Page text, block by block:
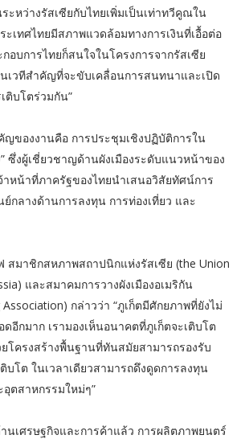
ะหว่างรัสเซียกับไทยเพิ่มเป็นเท่าทวีคูณใน
เทศไทยมีสภาพแวดล้อมทางการเงินที่เอื้อต่อ
อบการไทยก็สนใจในโครงการจากรัสเซีย
นเวทีสำคัญที่จะขับเคลื่อนการสนทนาและเปิด
ติบโตร่วมกัน”
ญของงานคือ การประชุมเชิงปฏิบัติการใน
ซึ่งผู้เชี่ยวชาญด้านผังเมืองระดับแนวหน้าของ
าหน้าที่ภาครัฐของไทยนำเสนอวิสัยทัศน์การ
กลางด้านการลงทุน การท่องเที่ยว และ
สมาชิกสหภาพสถาปนิกแห่งรัสเซีย (the Union
และสมาคมการวางผังเมืองอเมริกัน
กล่าวว่า “ภูเก็ตมีศักยภาพที่ยังไม่
อีกมาก เรามองเห็นอนาคตที่ภูเก็ตจะเติบโต
โครงสร้างพื้นฐานที่ทันสมัยสามารถรองรับ
บโต ในเวลาเดียวสามารถดึงดูดการลงทุน
ตสาหกรรมใหม่ๆ”
นเศรษฐกิจและการค้าแล้ว การผลิตภาพยนตร์